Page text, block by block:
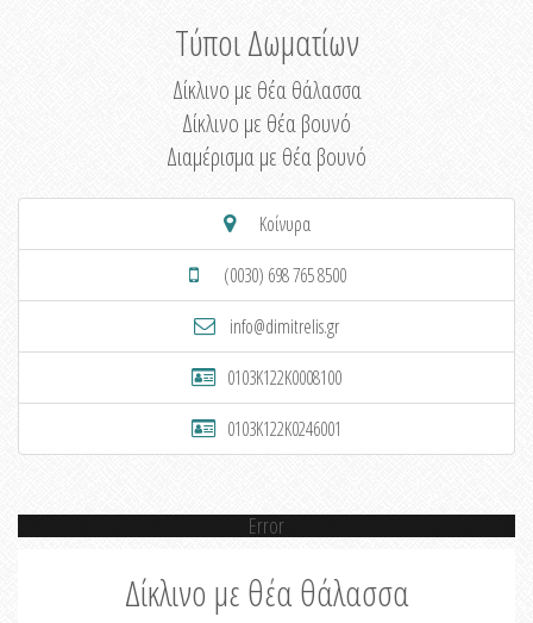
Τύποι Δωματίων
Δίκλινο με θέα θάλασσα
Δίκλινο με θέα βουνό
Διαμέρισμα με θέα βουνό
Κοίνυρα
(0030) 698 765 8500
info@dimitrelis.gr
0103K122K0008100
0103K122K0246001
Error
Δίκλινο με θέα θάλασσα